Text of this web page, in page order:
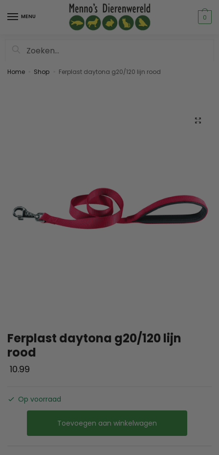
MENU 0
Home Shop Ferplast daytona g20/120 lijn rood
Ferplast daytona g20/120 lijn
rood
10.99
Op voorraad
Toevoegen aan winkelwagen